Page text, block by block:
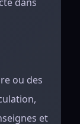
ou des
et